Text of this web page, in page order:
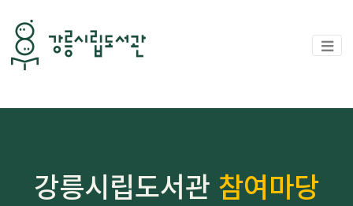
강릉시립도서관 참여마당